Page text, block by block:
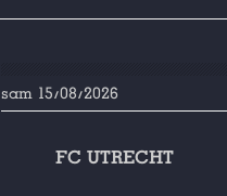
sam 15/08/2026
FC UTRECHT